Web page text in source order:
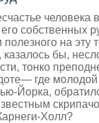
человека
собственных
полезного на эту
казалось бы,
тонко
где молодой
Йорка,
Холл?